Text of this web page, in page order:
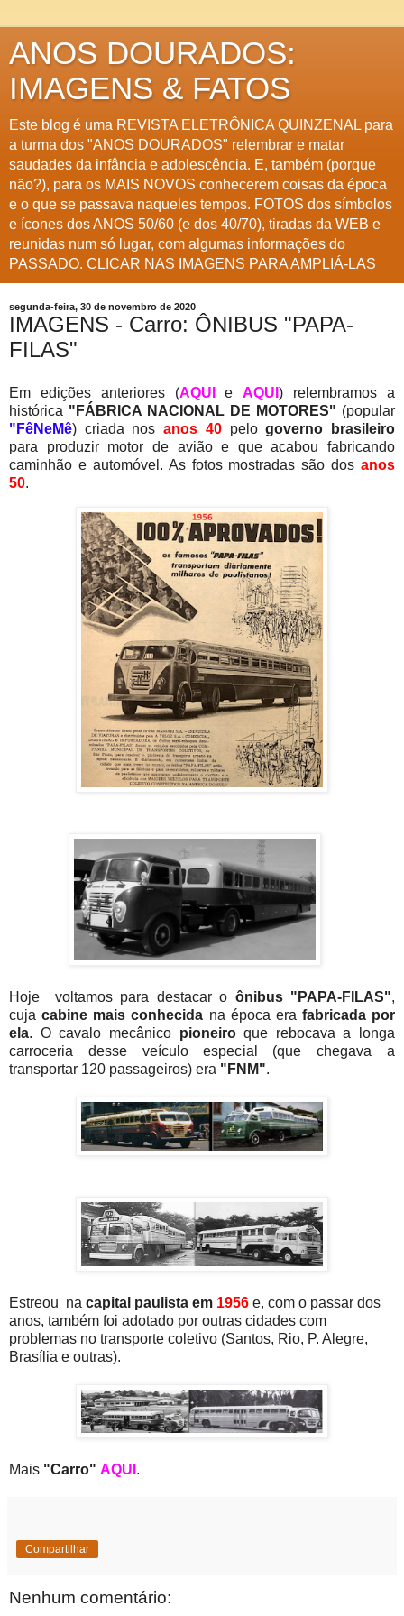
ANOS DOURADOS:
IMAGENS & FATOS
Este blog é uma REVISTA ELETRÔNICA QUINZENAL para
a turma dos "ANOS DOURADOS" relembrar e matar
saudades da infância e adolescência. E, também (porque
não?), para os MAIS NOVOS conhecerem coisas da época
e o que se passava naqueles tempos. FOTOS dos símbolos
e ícones dos ANOS 50/60 (e dos 40/70), tiradas da WEB e
reunidas num só lugar, com algumas informações do
PASSADO. CLICAR NAS IMAGENS PARA AMPLIÁ-LAS
segunda-feira, 30 de novembro de 2020
IMAGENS - Carro: ÔNIBUS "PAPA-
FILAS"
Em edições anteriores (AQUI eAQUI) relembramos a
histórica "FÁBRICA NACIONAL DE MOTORES" (popular
"FêNeMê) criada nosanos 40pelogoverno brasileiro
para produzir motor de avião e que acabou fabricando
caminhão e automóvel. As fotos mostradas são dos anos
50.
Hoje voltamos para destacar o ônibus "PAPA-FILAS",
cujacabine mais conhecida na época era fabricada por
ela. O cavalo mecânicopioneiroque rebocava a longa
carroceria desse veículo especial (que chegava a
transportar 120 passageiros) era "FNM".
Estreou na capital paulista em 1956 e, com o passar dos
anos, também foi adotado por outras cidades com
problemas no transporte coletivo (Santos, Rio, P. Alegre,
Brasília e outras).
Mais "Carro" AQUI .
Compartilhar
Nenhum comentário: